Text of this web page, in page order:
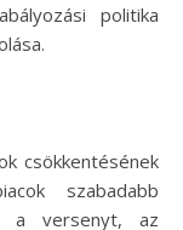
politika
csökkentésének
szabadabb
a versenyt, az